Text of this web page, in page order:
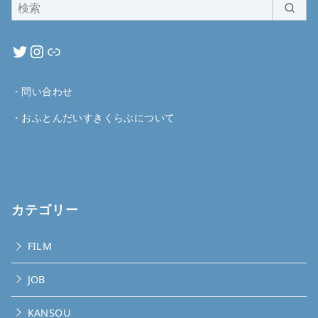
・ 問い合わせ
・ おふとんだいすきくらぶについて
カテゴリー
FILM
JOB
KANSOU